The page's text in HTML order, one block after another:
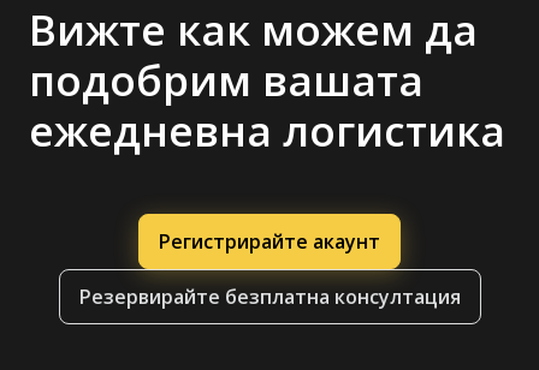
Вижте как можем да
подобрим вашата
ежедневна логистика
Регистрирайте акаунт
Резервирайте безплатна консултация